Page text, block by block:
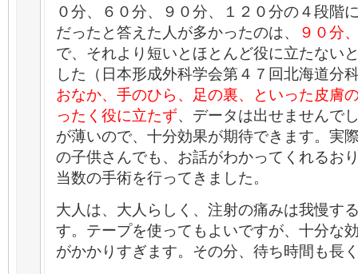
０分、６０分、９０分、１２０分の４段階
だったと答えた人が多かったのは、
９０分
で、それより短いとほとんど役に立たない
した（日本形成外科学会第４７回北海道分
おなか、手のひら、足の裏、といった皮膚
ったく役に立たず、データは出せませんで
が薄いので、十分効果が期待できます。実
の子供さんでも、お話がわかってくれるお
当数の手術を行ってきました。
大人は、大人らしく、注射の痛みは我慢す
す。テープを使ってもよいですが、十分な
がかかりすぎます。その分、待ち時間も長